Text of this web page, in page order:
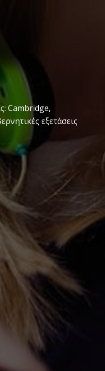
Cambridge,
εξετάσεις